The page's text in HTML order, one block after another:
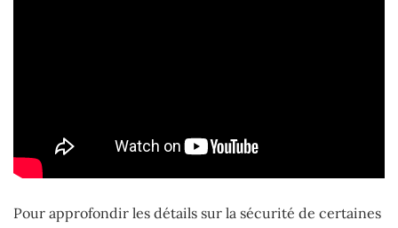
Pour approfondir les détails sur la sécurité de certaines